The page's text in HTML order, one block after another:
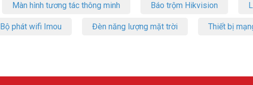
Màn hình tương tác thông minh Báo trộm Hikvision
Bộ phát wifi Imou Đèn năng lượng mặt trời Thiết bị